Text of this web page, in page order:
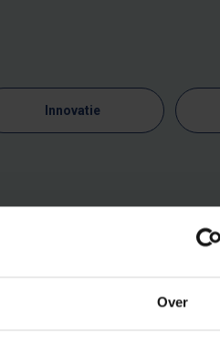
Over
Innovatie